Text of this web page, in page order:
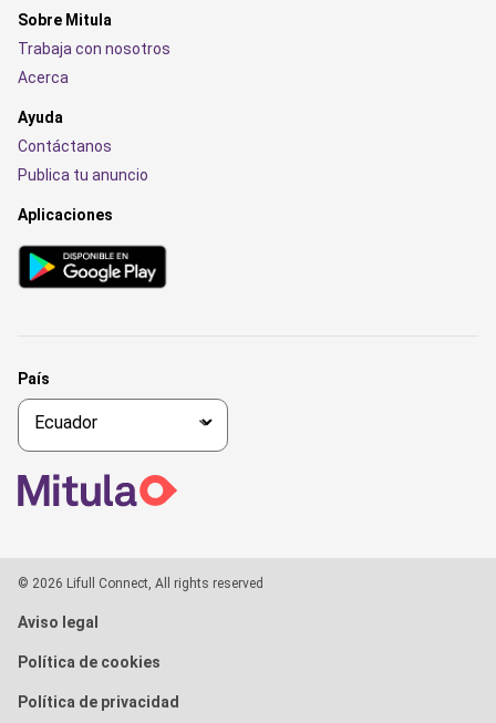
Sobre Mitula
Trabaja con nosotros
Acerca
Ayuda
Contáctanos
Publica tu anuncio
Aplicaciones
País
© 2026 Lifull Connect, All rights reserved
Aviso legal
Política de cookies
Política de privacidad